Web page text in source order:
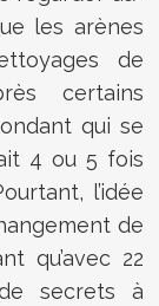
les arènes
de
certains
qui se
4 ou 5 fois
l’idée
de
qu’avec 22
secrets à